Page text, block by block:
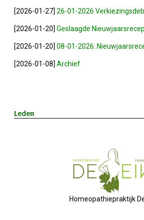
2024-08-30
2024-01-04
2024-02-07
[2026-01-27] 26-01-2026
[2026-01-20] Geslaagde
[2026-01-20] 08-01-2026:
[2026-01-08] Archief
Leden
Homeopathiepraktijk